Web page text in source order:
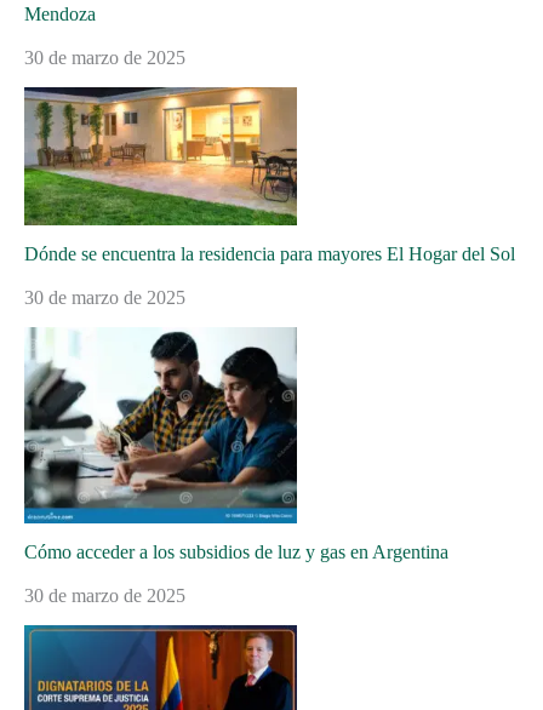
Mendoza
30 de marzo de 2025
Dónde se encuentra la residencia para mayores El Hogar del Sol
30 de marzo de 2025
Cómo acceder a los subsidios de luz y gas en Argentina
30 de marzo de 2025